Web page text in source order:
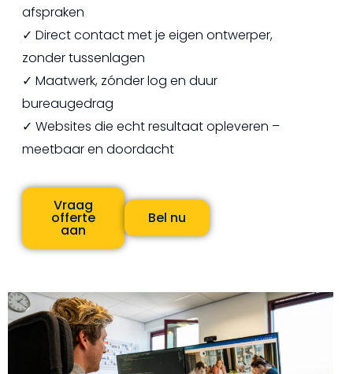
afspraken
✓ Direct contact met je eigen ontwerper,
zonder tussenlagen
✓ Maatwerk, zónder log en duur
bureaugedrag
✓ Websites die echt resultaat opleveren –
meetbaar en doordacht
Vraag
offerte
aan
Bel nu